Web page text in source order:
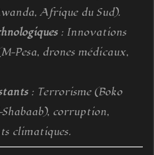
Afrique du Sud).
: Innovations
Pesa, drones médicaux,
: Terrorisme (Boko
corruption,
climatiques.